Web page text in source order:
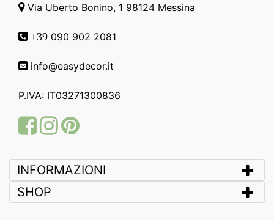
Via Uberto Bonino, 1 98124 Messina
+39 090 902 2081
info@easydecor.it
P.IVA: IT03271300836
FacebookInstagram
Pinterest
INFORMAZIONI
SHOP